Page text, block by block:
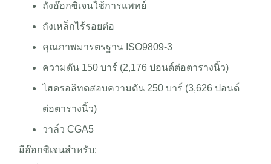
ถังอ๊อกซิเจนใช้การแพทย์
ถังเหล็กไร้รอยต่อ
คุณภาพมารตรฐาน ISO9809-3
ความดัน 150 บาร์ (2,176 ปอนด์ต่อตารางนิ้ว)
ไฮดรอลิทดสอบความดัน 250 บาร์ (3,626 ปอนด์
ต่อตารางนิ้ว)
วาล์ว CGA5
มีอ๊อกซิเจนสำหรับ: